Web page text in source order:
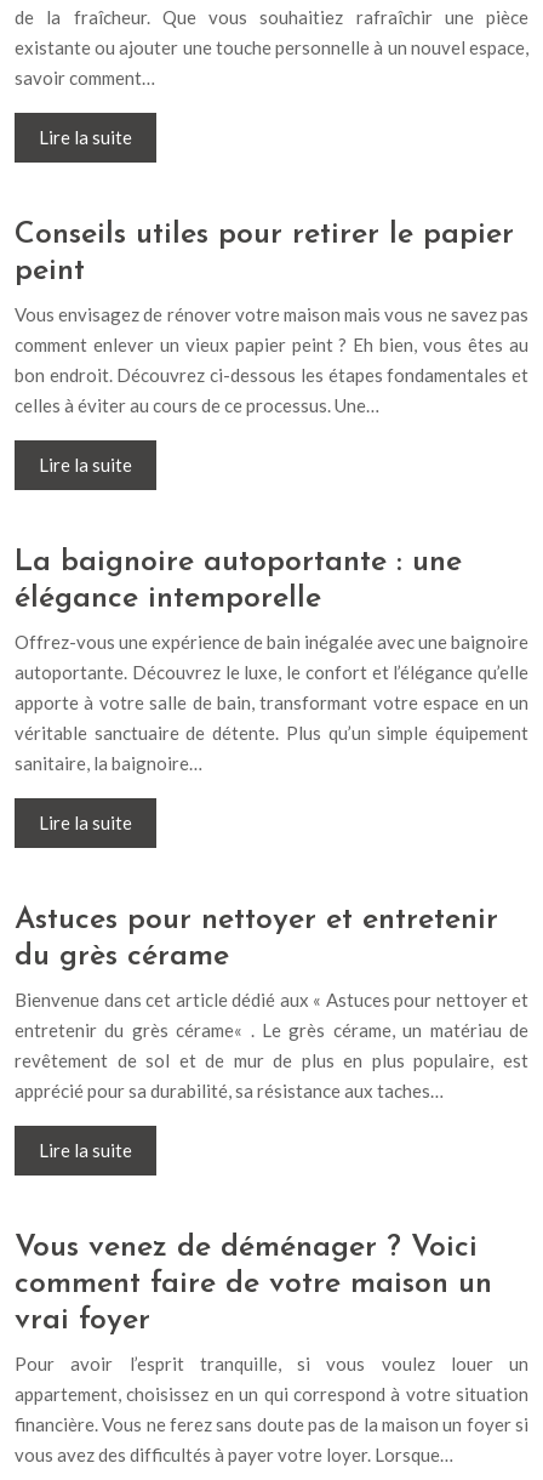
de la fraîcheur. Que vous souhaitiez rafraîchir une pièce
existante ou ajouter une touche personnelle à un nouvel espace,
savoir comment…
Lire la suite
Conseils utiles pour retirer le papier
peint
Vous envisagez de rénover votre maison mais vous ne savez pas
comment enlever un vieux papier peint ? Eh bien, vous êtes au
bon endroit. Découvrez ci-dessous les étapes fondamentales et
celles à éviter au cours de ce processus. Une…
Lire la suite
La baignoire autoportante : une
élégance intemporelle
Offrez-vous une expérience de bain inégalée avec une baignoire
autoportante. Découvrez le luxe, le confort et l’élégance qu’elle
apporte à votre salle de bain, transformant votre espace en un
véritable sanctuaire de détente. Plus qu’un simple équipement
sanitaire, la baignoire…
Lire la suite
Astuces pour nettoyer et entretenir
du grès cérame
Bienvenue dans cet article dédié aux « Astuces pour nettoyer et
entretenir du grès cérame« . Le grès cérame, un matériau de
revêtement de sol et de mur de plus en plus populaire, est
apprécié pour sa durabilité, sa résistance aux taches…
Lire la suite
Vous venez de déménager ? Voici
comment faire de votre maison un
vrai foyer
Pour avoir l’esprit tranquille, si vous voulez louer un
appartement, choisissez en un qui correspond à votre situation
financière. Vous ne ferez sans doute pas de la maison un foyer si
vous avez des difficultés à payer votre loyer. Lorsque…